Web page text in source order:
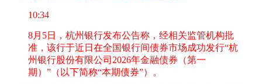
10:34
8月5日，杭州银行发布公告称，经相关监管机构批
准，该行于近日在全国银行间债券市场成功发行“杭
州银行股份有限公司2026年金融债券（第一
期）”（以下简称“本期债券”）。